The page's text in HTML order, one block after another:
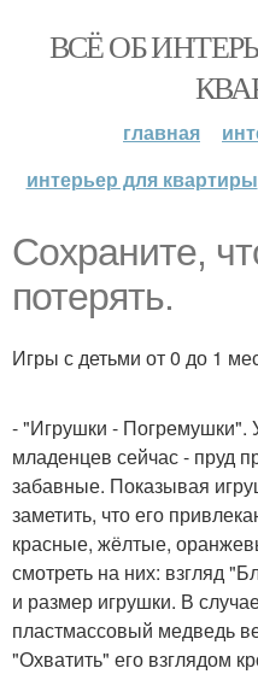
ВСЁ ОБ
главная
интерьер для квартиры
Сохраните,
потерять.
Игры с детьми от 0 до 1
- "Игрушки - Погремушки".
младенцев сейчас - пруд
забавные. Показывая
заметить, что его
красные, жёлтые,
смотреть на них: взгляд
и размер игрушки. В
пластмассовый медведь
"Охватить" его взглядом